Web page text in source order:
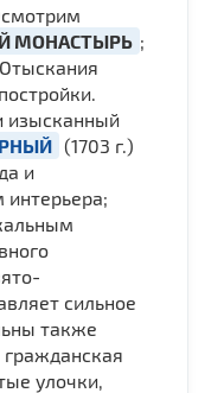
МОНАСТЫРЬ ;
изысканный
(1703 г.)
и
интерьера;
сильное
также
гражданская
улочки,